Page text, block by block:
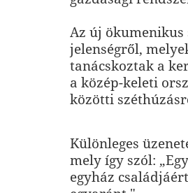
Az új ökumenikus
jelenségről,
tanácskoztak a
a közép-keleti
közötti
Különleges
mely így szól:
egyház